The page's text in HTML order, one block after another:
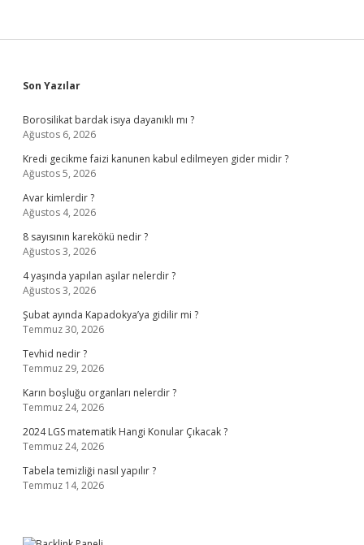
Sidebar
Son Yazılar
Borosilikat bardak isıya dayanıklı mı ?
Ağustos 6, 2026
Kredi gecikme faizi kanunen kabul edilmeyen gider midir ?
Ağustos 5, 2026
Avar kimlerdir ?
Ağustos 4, 2026
8 sayısının karekökü nedir ?
Ağustos 3, 2026
4 yaşında yapılan aşılar nelerdir ?
Ağustos 3, 2026
Şubat ayında Kapadokya’ya gidilir mi ?
Temmuz 30, 2026
Tevhid nedir ?
Temmuz 29, 2026
Karın boşluğu organları nelerdir ?
Temmuz 24, 2026
2024 LGS matematik Hangi Konular Çıkacak ?
Temmuz 24, 2026
Tabela temizliği nasıl yapılır ?
Temmuz 14, 2026